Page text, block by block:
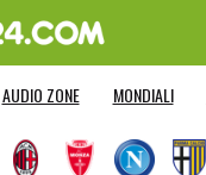
AUDIO ZONE MONDIALI